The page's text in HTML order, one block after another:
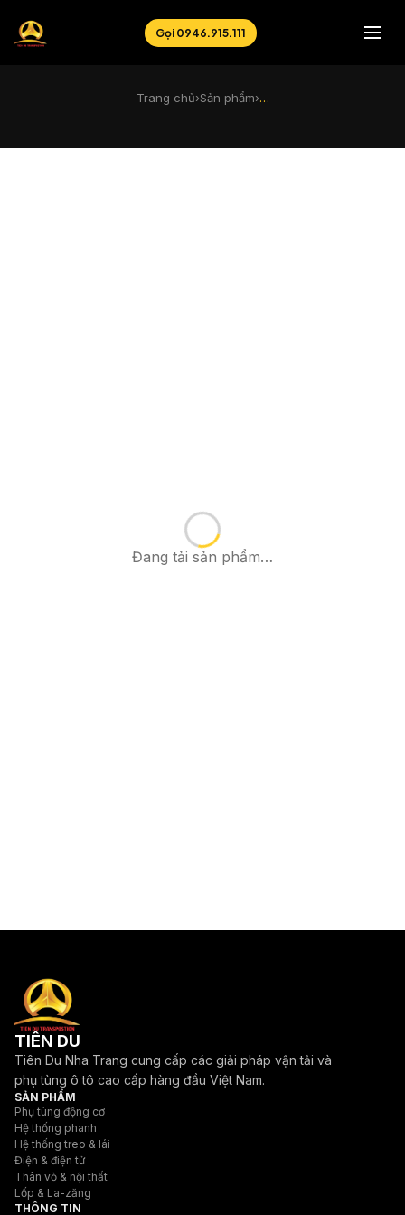
Gọi 0946.915.111
Trang chủ›Sản phẩm›…
Đang tải sản phẩm…
TIÊN DU
Tiên Du Nha Trang cung cấp các giải pháp vận tải và
phụ tùng ô tô cao cấp hàng đầu Việt Nam.
SẢN PHẨM
Phụ tùng động cơ
Hệ thống phanh
Hệ thống treo & lái
Điện & điện tử
Thân vỏ & nội thất
Lốp & La-zăng
THÔNG TIN